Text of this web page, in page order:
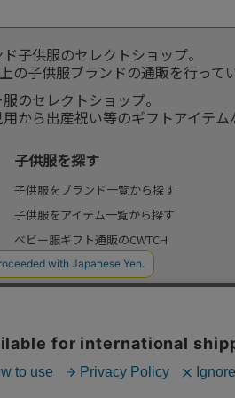
子供服のセレクトショップ。
の子供服ブランドの通販を行ってい
のセレクトショップ。
から出産祝い等のギフトアイテ
子供服を探す
子供服をブランド一覧から探す
子供服をアイテム一覧から探す
ベビー服ギフト通販のCWTCH
新作
再入荷
セール
my focus(よみもの)